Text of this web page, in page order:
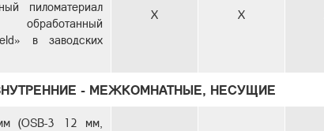
пиломатериал
в заводских
X X
- МЕЖКОМНАТНЫЕ, НЕСУЩИЕ
(OSB-3 12 мм,